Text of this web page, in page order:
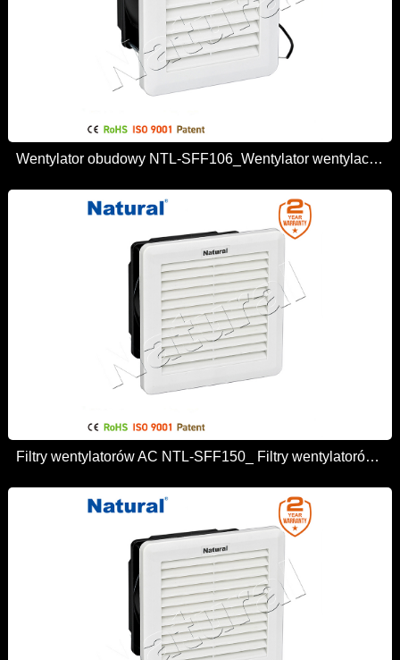
Wentylator obudowy NTL-SFF106_Wentylator wentylacyjny
Filtry wentylatorów AC NTL-SFF150_ Filtry wentylatorów obudów